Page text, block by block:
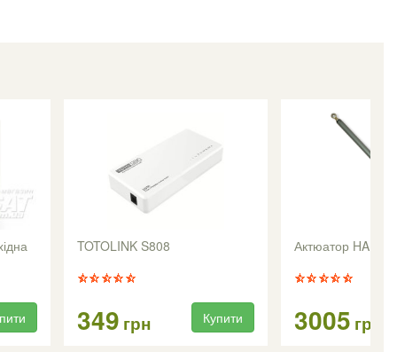
TOTOLINK S808
349 грн Купити
Актюатор HARL-
3005 грн